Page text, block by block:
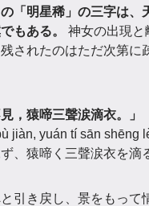
「明星稀」の三字は
もある。
神女の出現と
されたのはただ次第
，猿啼三聲涙滴衣。」
jiàn, yuán tí sān shēng
、猿啼く三聲涙衣を滴
引き戻し、景をもって